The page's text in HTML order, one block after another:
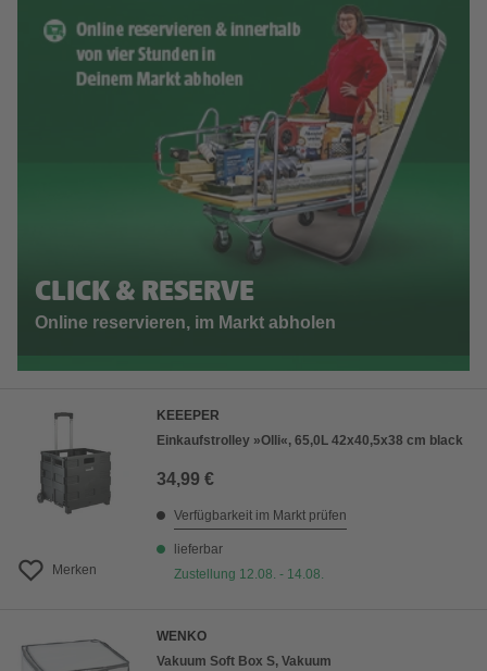
CLICK & RESERVE
Online reservieren, im Markt abholen
Merken
KEEEPER
Einkaufstrolley »Olli«, 65,0L 42x40,5x38 cm black
34,99 €
Verfügbarkeit im Markt prüfen
lieferbar
Zustellung 12.08. - 14.08.
WENKO
Vakuum Soft Box S, Vakuum